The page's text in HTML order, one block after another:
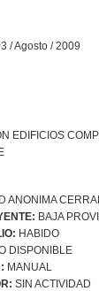
/ Agosto / 2009
EDIFICIOS
ANONIMA
BAJA
HABIDO
DISPONIBLE
MANUAL
SIN ACTIVIDAD